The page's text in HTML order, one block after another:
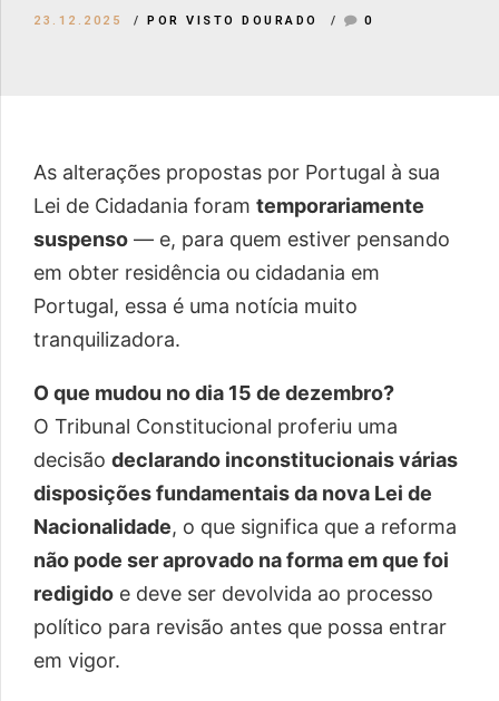
23.12.2025 POR VISTO DOURADO 0
As alterações propostas por Portugal à sua
Lei de Cidadania foram temporariamente
suspenso — e, para quem estiver pensando
em obter residência ou cidadania em
Portugal, essa é uma notícia muito
tranquilizadora.
O que mudou no dia 15 de dezembro?
O Tribunal Constitucional proferiu uma
decisão declarando inconstitucionais várias
disposições fundamentais da nova Lei de
Nacionalidade, o que significa que a reforma
não pode ser aprovado na forma em que foi
redigido e deve ser devolvida ao processo
político para revisão antes que possa entrar
em vigor.